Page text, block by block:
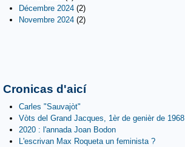
Décembre 2024 (2)
Novembre 2024 (2)
Cronicas d'aicí
Carles "Sauvajòt"
Vòts del Grand Jacques, 1èr de genièr de 1968
2020 : l'annada Joan Bodon
L'escrivan Max Roqueta un feminista ?